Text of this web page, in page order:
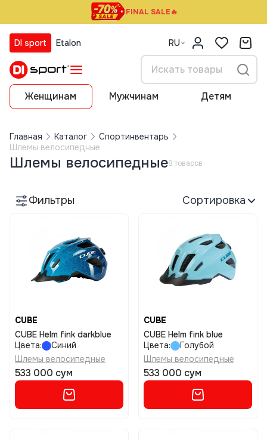
FINAL SALE🔥
DI sport Etalon RU
Женщинам Мужчинам Детям
Главная Каталог
Спортинвентарь
Шлемы велосипедные
Шлемы велосипедные8 товаров
Фильтры Сортировка
CUBE
CUBE Helm fink darkblue
Цвета:
Синий
Шлемы велосипедные
533 000 сум
CUBE
CUBE Helm fink blue
Цвета:
Голубой
Шлемы велосипедные
533 000 сум